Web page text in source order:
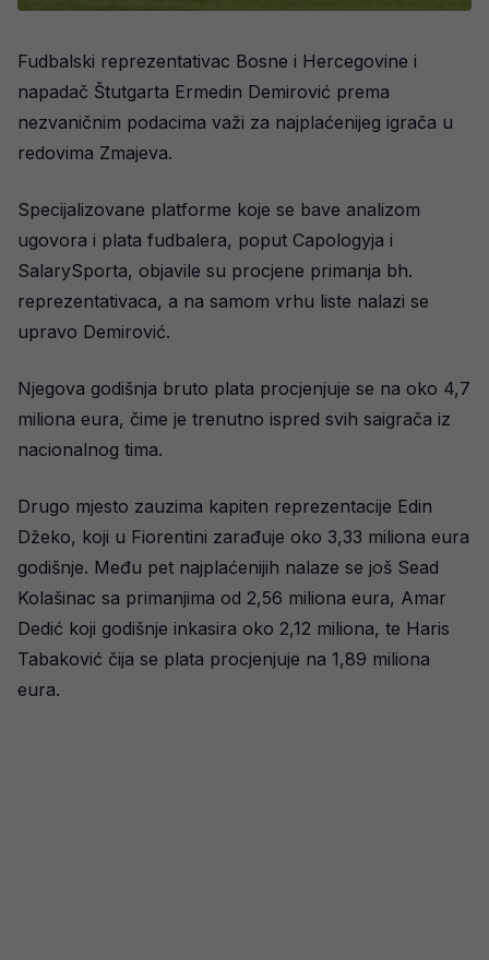
Fudbalski reprezentativac Bosne i Hercegovine i
napadač Štutgarta Ermedin Demirović prema
nezvaničnim podacima važi za najplaćenijeg igrača u
redovima Zmajeva.
Specijalizovane platforme koje se bave analizom
ugovora i plata fudbalera, poput Capologyja i
SalarySporta, objavile su procjene primanja bh.
reprezentativaca, a na samom vrhu liste nalazi se
upravo Demirović.
Njegova godišnja bruto plata procjenjuje se na oko 4,7
miliona eura, čime je trenutno ispred svih saigrača iz
nacionalnog tima.
Drugo mjesto zauzima kapiten reprezentacije Edin
Džeko, koji u Fiorentini zarađuje oko 3,33 miliona eura
godišnje. Među pet najplaćenijih nalaze se još Sead
Kolašinac sa primanjima od 2,56 miliona eura, Amar
Dedić koji godišnje inkasira oko 2,12 miliona, te Haris
Tabaković čija se plata procjenjuje na 1,89 miliona
eura.